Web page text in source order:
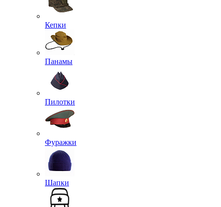
Кепки
Панамы
Пилотки
Фуражки
Шапки